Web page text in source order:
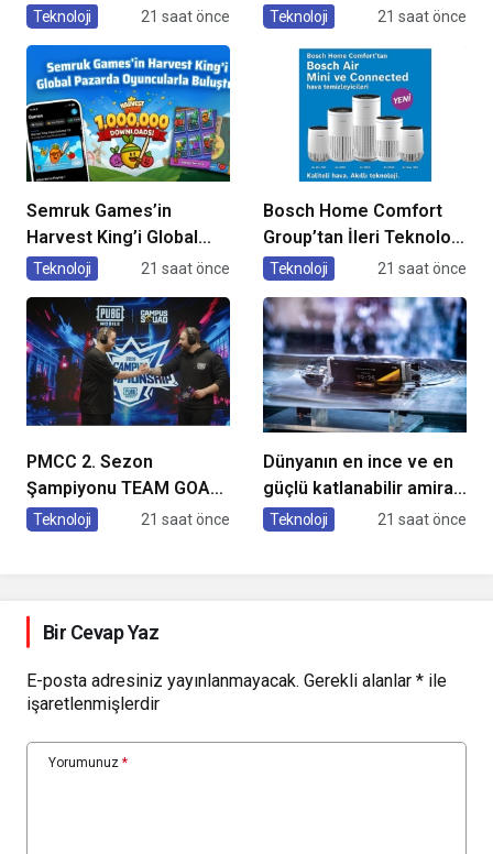
karşıya
Teknoloji 21 saat önce
yaşam deneyimini
Teknoloji 21 saat önce
Semruk Games’in
Harvest King’i Global
Pazarda Oyuncularla
Teknoloji 21 saat önce
Bosch Home Comfort
Group’tan İleri Teknoloji
Hava Temizleme
Teknoloji 21 saat önce
PMCC 2. Sezon
Şampiyonu TEAM GOAT
Oldu
Teknoloji 21 saat önce
Dünyanın en ince ve en
güçlü katlanabilir amiral
gemisi HONOR Magic V6
Teknoloji 21 saat önce
Bir Cevap Yaz
E-posta adresiniz yayınlanmayacak. Gerekli alanlar * ile
işaretlenmişlerdir
Yorumunuz *